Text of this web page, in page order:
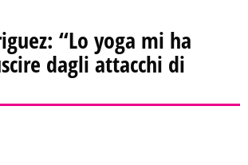
“Lo yoga mi ha
dagli attacchi di